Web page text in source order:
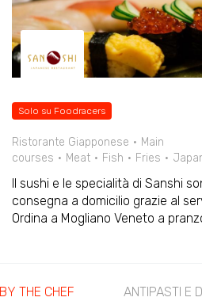
Solo su Foodracers
Ristorante Giapponese
Main
courses
Meat Fish Fries
Il sushi e le specialità di Sanshi
consegna a domicilio grazie al
Ordina a Mogliano Veneto a
THE CHEF ANTIPASTI E